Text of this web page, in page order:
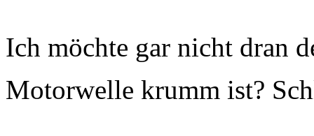
Ich möchte gar nicht dran
Motorwelle krumm ist?